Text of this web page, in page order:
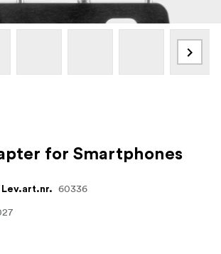
for Smartphones
Lev.art.nr. 60336